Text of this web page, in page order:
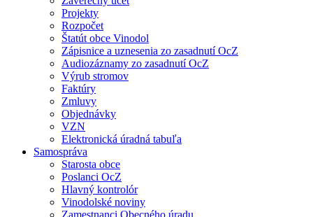
Projekty
Rozpočet
Štatút obce Vinodol
Zápisnice a uznesenia zo zasadnutí OcZ
Audiozáznamy zo zasadnutí OcZ
Výrub stromov
Faktúry
Zmluvy
Objednávky
VZN
Elektronická úradná tabuľa
Samospráva
Starosta obce
Poslanci OcZ
Hlavný kontrolór
Vinodolské noviny